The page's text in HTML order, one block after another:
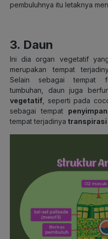
pembuluhnya itu letaknya
3. Daun
Ini dia organ vegetatif
merupakan tempat
Selain sebagai tempat
tumbuhan, daun juga
vegetatif , seperti pada
sebagaitempat
tempat terjadinya transpirasi